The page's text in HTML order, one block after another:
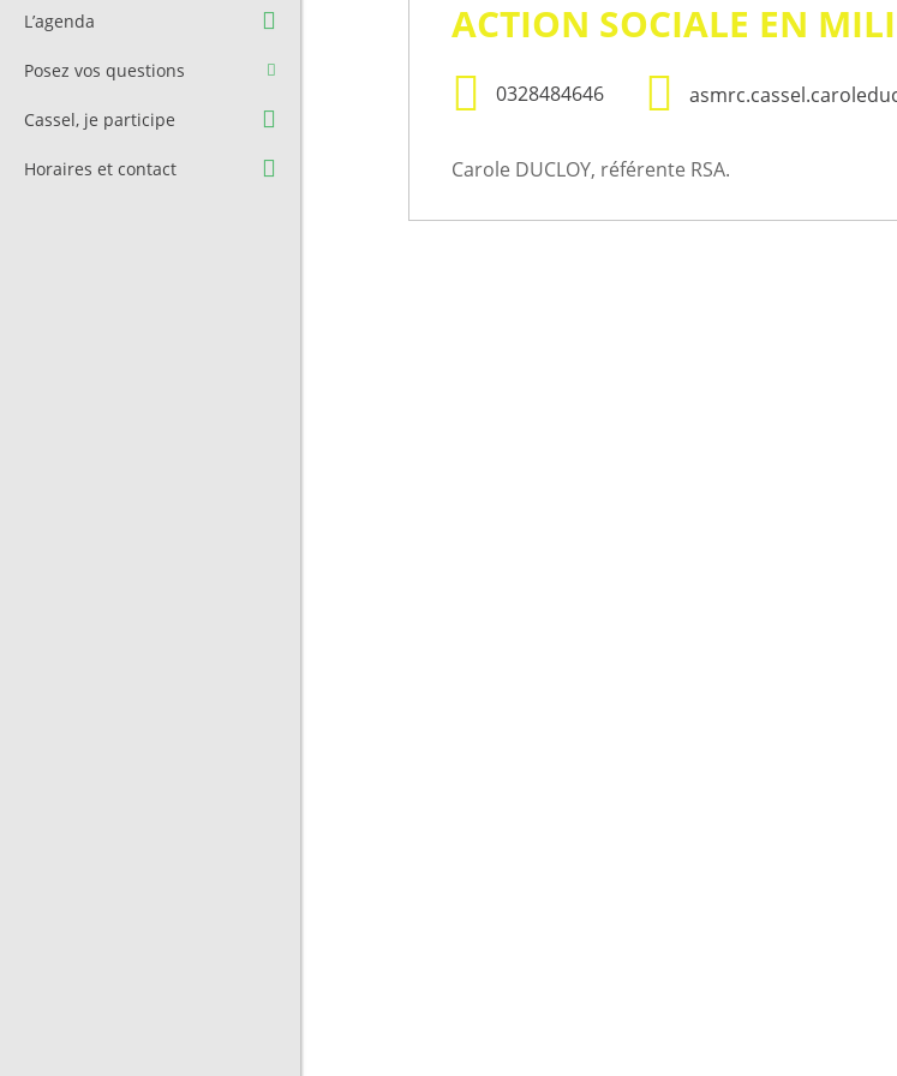
municipale
Contact et Accès
Cimetière
L’agenda
Posez vos questions
Cassel, je participe
Horaires et contact
ACTION SOCIALE EN
0328484646
Carole DUCLOY, référente RSA.